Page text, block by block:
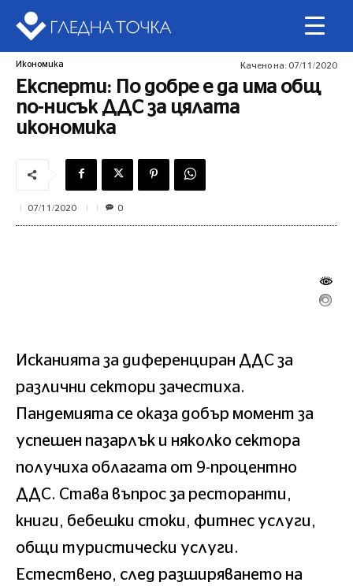
Икономика Качено на:07/11/2020
Експерти: По добре е да има общ
по-нисък ДДС за цялата
икономика
07/11/2020 0
Исканията за диференциран ДДС за
различни сектори зачестиха.
Пандемията се оказа добър момент за
успешен пазарлък и няколко сектора
получиха облагата от 9-процентно
ДДС. Става въпрос за ресторанти,
книги, бебешки стоки, фитнес услуги,
общи туристически услуги.
Естествено, след разширяването на